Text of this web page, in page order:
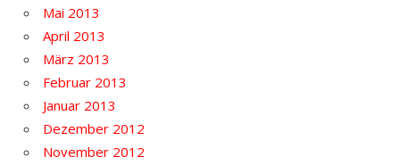
Mai 2013
April 2013
März 2013
Februar 2013
Januar 2013
Dezember 2012
November 2012